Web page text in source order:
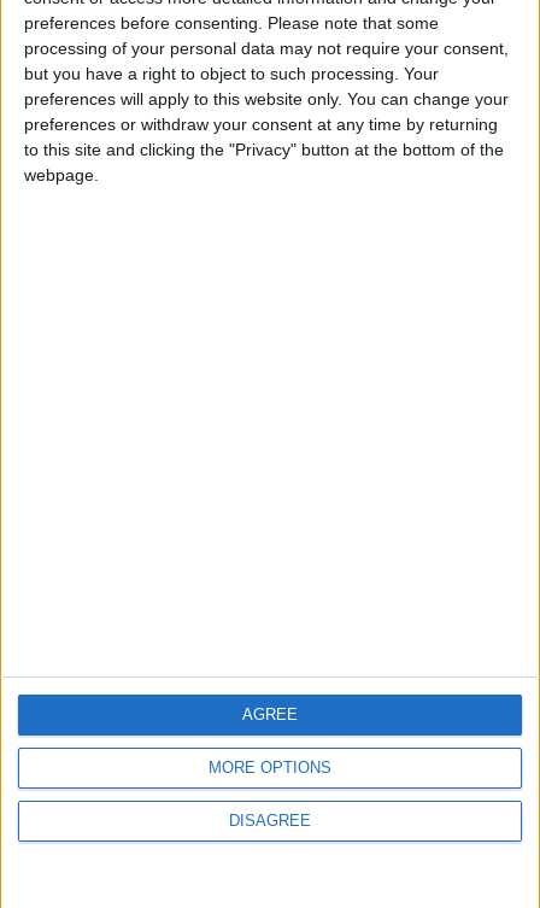
preferences before consenting.
Please note that some
processing of your personal data may not require your consent,
but you have a right to object to such processing. Your
preferences will apply to this website only. You can change your
preferences or withdraw your consent at any time by returning
to this site and clicking the "Privacy" button at the bottom of the
webpage.
MORE OPTIONS
DISAGREE
AGREE
ZipGenius X adotta il design fornito dagli elementi
distintivi di Windows 11 come i materiali Mica, Mica Alt e
Acrilico per gli sfondi delle applicazioni.
#ZipGenius ancora nella
utility zip. Questo e tanto altro ancora.
My Own Passphrase: un
nuovo progetto